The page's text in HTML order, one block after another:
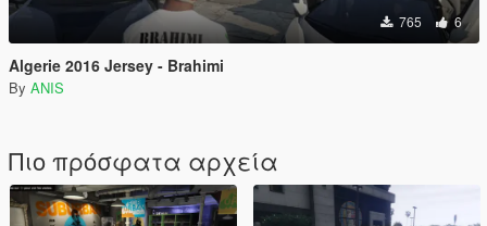
765 6
Algerie 2016 Jersey - Brahimi
By ANIS
Πιο πρόσφατα αρχεία